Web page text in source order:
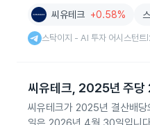
씨유테크 +0.58%
스탁이지 - AI 투자 어시스턴트
씨유테크, 2025년 주당
씨유테크가 2025년 결산배